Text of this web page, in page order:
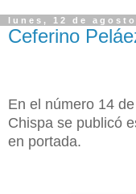
lunes, 12 de agosto
Ceferino
En el número 14
Chispa se publicó
en portada.